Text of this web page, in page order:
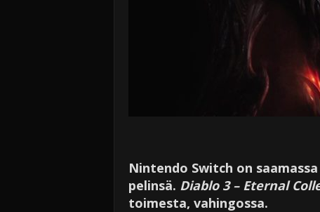
Nintendo Switch on
pelinsä. Diablo 3 – Eternal
toimesta, vahingossa.